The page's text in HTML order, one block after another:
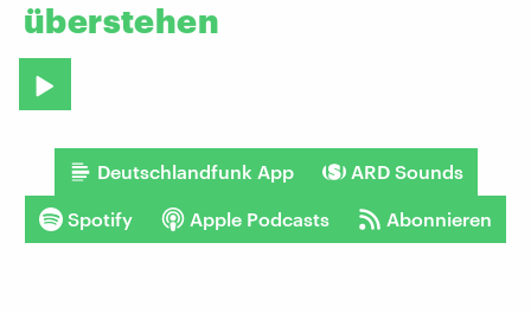
überstehen
Deutschlandfunk App ARD Sounds
Spotify Apple Podcasts Abonnieren